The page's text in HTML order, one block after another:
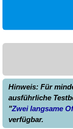
Hinweis: Für
ausführliche
"Zwei langsame
verfügbar.